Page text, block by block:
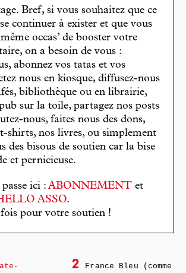
Bref, si vous souhaitez que ce
continuer à exister et que vous
occas’ de booster votre
on a besoin de vous :
abonnez vos tatas et vos
nous en kiosque, diffusez-nous
bibliothèque ou en librairie,
sur la toile, partagez nos posts
nous, faites nous des dons,
shirts, nos livres, ou simplement
des bisous de soutien car la bise
et pernicieuse.
ici : ABONNEMENT et
ASSO.
pour votre soutien !
2
France Bleu (comme